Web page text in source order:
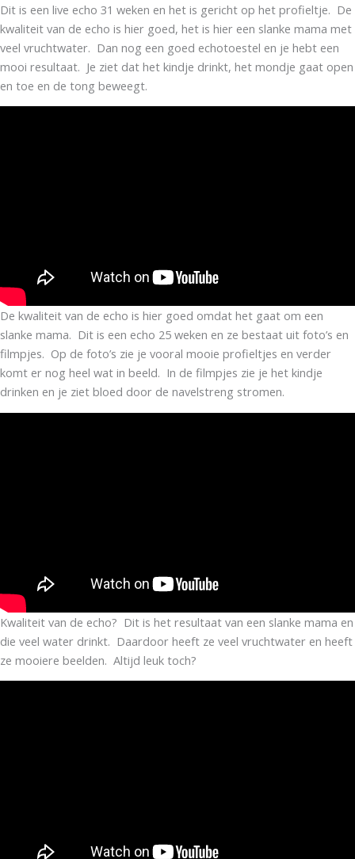
Dit is een live echo 31 weken en het is gericht op het profieltje. De
kwaliteit van de echo is hier goed, het is hier een slanke mama met
veel vruchtwater. Dan nog een goed echotoestel en je hebt een
mooi resultaat. Je ziet dat het kindje drinkt, het mondje gaat open
en toe en de tong beweegt.
De kwaliteit van de echo is hier goed omdat het gaat om een
slanke mama. Dit is een echo 25 weken en ze bestaat uit foto’s en
filmpjes. Op de foto’s zie je vooral mooie profieltjes en verder
komt er nog heel wat in beeld. In de filmpjes zie je het kindje
drinken en je ziet bloed door de navelstreng stromen.
Kwaliteit van de echo? Dit is het resultaat van een slanke mama en
die veel water drinkt. Daardoor heeft ze veel vruchtwater en heeft
ze mooiere beelden. Altijd leuk toch?